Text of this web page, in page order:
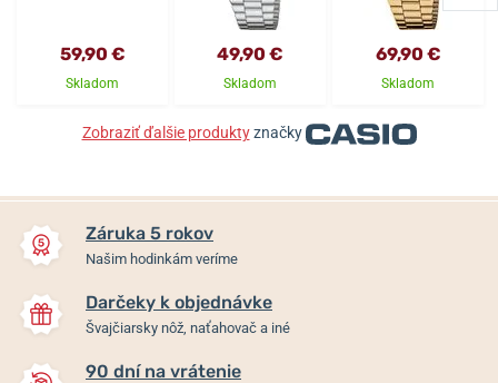
59,90 €
Skladom
49,90 €
Skladom
69,90 €
Skladom
Zobraziť ďalšie produktyznačky
Záruka 5 rokov
Našim hodinkám veríme
Darčeky k objednávke
Švajčiarsky nôž, naťahovač a iné
90 dní na vrátenie